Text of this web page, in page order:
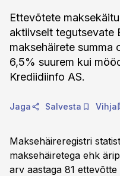
Ettevõtete
aktiivselt tegutsevate
maksehäirete summa
6,5% suurem kui
Krediidiinfo AS.
Jaga Salvesta Vihja
Maksehäireregistri
maksehäiretega ehk
arv aastaga 81